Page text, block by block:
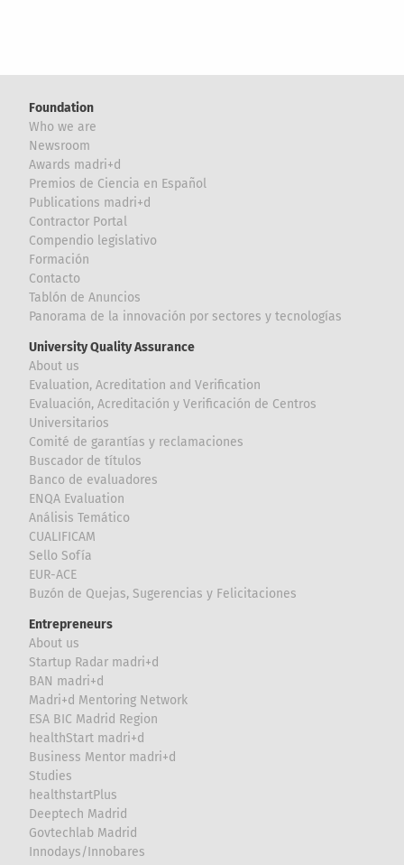
Foundation
Who we are
Newsroom
Awards madri+d
Premios de Ciencia en Español
Publications madri+d
Contractor Portal
Compendio legislativo
Formación
Contacto
Tablón de Anuncios
Panorama de la innovación por sectores y tecnologías
University Quality Assurance
About us
Evaluation, Acreditation and Verification
Evaluación, Acreditación y Verificación de Centros
Universitarios
Comité de garantías y reclamaciones
Buscador de títulos
Banco de evaluadores
ENQA Evaluation
Análisis Temático
CUALIFICAM
Sello Sofía
EUR-ACE
Buzón de Quejas, Sugerencias y Felicitaciones
Entrepreneurs
About us
Startup Radar madri+d
BAN madri+d
Madri+d Mentoring Network
ESA BIC Madrid Region
healthStart madri+d
Business Mentor madri+d
Studies
healthstartPlus
Deeptech Madrid
Govtechlab Madrid
Innodays/Innobares